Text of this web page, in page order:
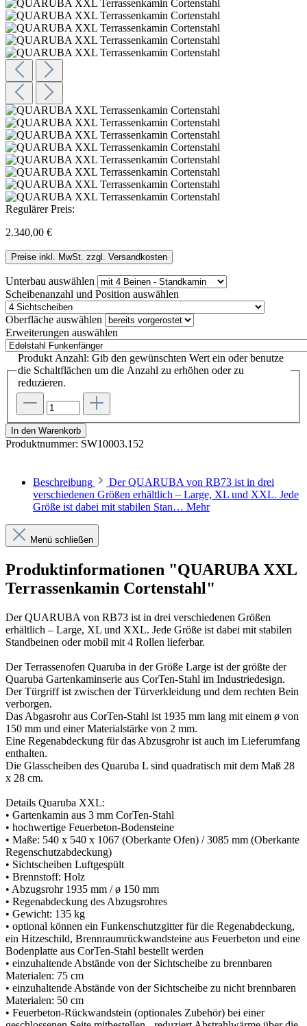
Regulärer Preis:
2.340,00 €
Preise inkl. MwSt. zzgl. Versandkosten
Unterbau auswählen
Scheibenanzahl und Position auswählen
Oberfläche auswählen
Erweiterungen auswählen
Produkt Anzahl: Gib den gewünschten Wert ein oder benutze
die Schaltflächen um die Anzahl zu erhöhen oder zu
reduzieren.
In den Warenkorb
Produktnummer: SW10003.152
Beschreibung
Der QUARUBA von RB73 ist in drei
verschiedenen Größen erhältlich – Large, XL und XXL. Jede
Größe ist dabei mit stabilen Stan… Mehr
Menü schließen
Produktinformationen "QUARUBA XXL
Terrassenkamin Cortenstahl"
Der QUARUBA von RB73 ist in drei verschiedenen Größen
erhältlich – Large, XL und XXL. Jede Größe ist dabei mit stabilen
Standbeinen oder mobil mit 4 Rollen lieferbar.
Der Terrassenofen Quaruba in der Größe Large ist der größte der
Quaruba Gartenkaminserie aus CorTen-Stahl im Industriedesign.
Der Türgriff ist zwischen der Türverkleidung und dem rechten Bein
verborgen.
Das Abgasrohr aus CorTen-Stahl ist 1935 mm lang mit einem ø von
150 mm und einer Materialstärke von 2 mm.
Eine Regenabdeckung für das Abzusgrohr ist auch im Lieferumfang
enthalten.
Die Glasscheiben des Quaruba L sind quadratisch mit dem Maß 28
x 28 cm.
Details Quaruba XXL:
• Gartenkamin aus 3 mm CorTen-Stahl
• hochwertige Feuerbeton-Bodensteine
• Maße: 540 x 540 x 1067 (Oberkante Ofen) / 3085 mm (Oberkante
Regenschutzabdeckung)
• Sichtscheiben Luftgespült
• Brennstoff: Holz
• Abzugsrohr 1935 mm / ø 150 mm
• Regenabdeckung des Abzugsrohres
• Gewicht: 135 kg
• optional können ein Funkenschutzgitter für die Regenabdeckung,
ein Hitzeschild, Brennraumrückwandsteine aus Feuerbeton und eine
Bodenplatte aus CorTen-Stahl bestellt werden
• einzuhaltende Abstände von der Sichtscheibe zu brennbaren
Materialen: 75 cm
• einzuhaltende Abstände von der Sichtscheibe zu nicht brennbaren
Materialen: 50 cm
• Feuerbeton-Rückwandstein (optionales Zubehör) bei einer